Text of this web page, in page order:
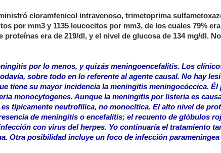
cloramfenicol intravenoso, trimetoprima
por mm3 y 1135 leucocitos por mm3, de los cuales 79%
proteínas era de 219/dl, y el nivel de glucosa de 134 mg/dl.
por lo menos, y quizás meningoencefalitis. Los
sobre todo en lo referente al agente causal. No hay
tiene su mayor incidencia la meningitis meningocóccica.
monocytogenes. Aunque la meningitis por listeria es
típicamente neutrofílica, no monocítica. El alto nivel de
de meningitis o encefalitis; el recuento de glóbulos
con virus del herpes. Yo continuaría el tratamiento
Otra posibilidad incluye un foco de infección